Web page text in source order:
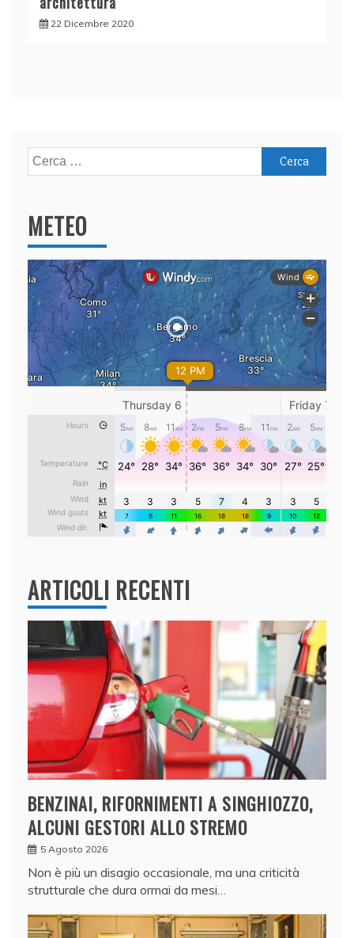
22 Dicembre 2020
Ricerca
per:
METEO
ARTICOLI RECENTI
BENZINAI, RIFORNIMENTI A SINGHIOZZO,
ALCUNI GESTORI ALLO STREMO
5 Agosto 2026
Non è più un disagio occasionale, ma una criticità
strutturale che dura ormai da mesi…